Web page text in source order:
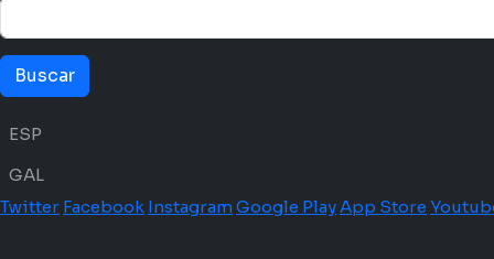
Menú idioma
ESP
GAL
Twitter Facebook InstagramGoogle PlayApp Store